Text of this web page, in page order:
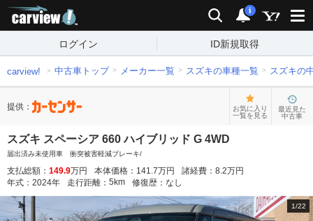
検索 通知
i
ログイン ID新規取得
carview! 中古車トップ メーカー一覧 スズキの車種一覧 スズキの
提供：
お気に入り
一覧を見る
最近見た
中古車
スズキ スペーシア 660 ハイブリッド G 4WD
届出済み未使用車 衝突被害軽減ブレーキ/
支払総額： 149.9万円 本体価格： 141.7万円 諸経費： 8.2万円
年式： 2024年 走行距離： 5 km 修復歴： なし
1/22